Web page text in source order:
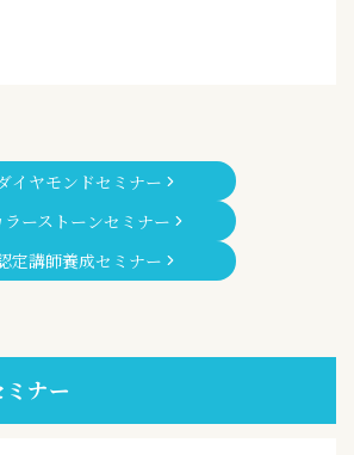
イヤモンドセミナー
ラーストーンセミナー
定講師養成セミナー
ナー